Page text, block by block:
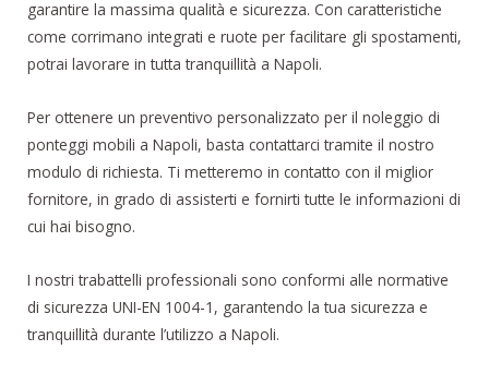
garantire la massima qualità e sicurezza. Con caratteristiche
come corrimano integrati e ruote per facilitare gli spostamenti,
potrai lavorare in tutta tranquillità a Napoli.
Per ottenere un preventivo personalizzato per il noleggio di
ponteggi mobili a Napoli, basta contattarci tramite il nostro
modulo di richiesta. Ti metteremo in contatto con il miglior
fornitore, in grado di assisterti e fornirti tutte le informazioni di
cui hai bisogno.
I nostri trabattelli professionali sono conformi alle normative
di sicurezza UNI-EN 1004-1, garantendo la tua sicurezza e
tranquillità durante l’utilizzo a Napoli.